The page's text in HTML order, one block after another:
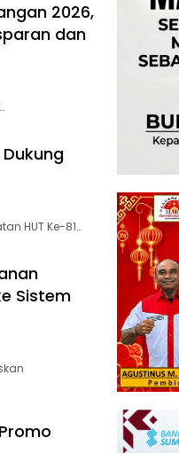
2026,
dan
Dukung
HUT Ke-81…
Sistem